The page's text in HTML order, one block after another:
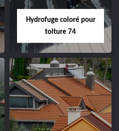
Hydrofuge coloré pour
toiture 74